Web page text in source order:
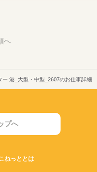
へ
港_大型・中型_2607のお仕事詳細
プへ
ねっととは